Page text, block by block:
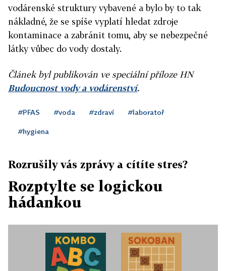
vodárenské struktury vybavené a bylo by to tak
nákladné, že se spíše vyplatí hledat zdroje
kontaminace a zabránit tomu, aby se nebezpečné
látky vůbec do vody dostaly.
Článek byl publikován ve speciální příloze HN
Budoucnost vody a vodárenství.
#PFAS #voda #zdraví #laboratoř
#hygiena
Rozrušily vás zprávy a cítíte stres?
Rozptylte se logickou
hádankou